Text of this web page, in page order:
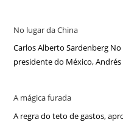
No lugar da China
Carlos Alberto Sardenberg
presidente do México,
A mágica furada
A regra do teto de gastos,